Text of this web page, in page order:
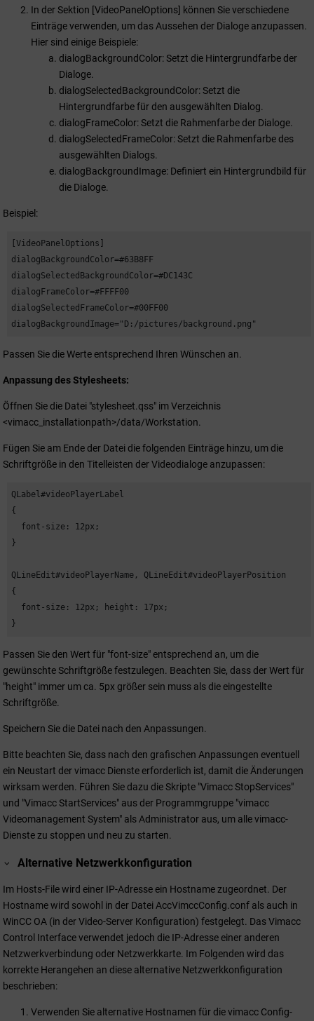
In der Sektion [VideoPanelOptions] können Sie verschiedene
Einträge verwenden, um das Aussehen der Dialoge anzupassen.
Hier sind einige Beispiele:
dialogBackgroundColor: Setzt die Hintergrundfarbe der
Dialoge.
dialogSelectedBackgroundColor: Setzt die
Hintergrundfarbe für den ausgewählten Dialog.
dialogFrameColor: Setzt die Rahmenfarbe der Dialoge.
dialogSelectedFrameColor: Setzt die Rahmenfarbe des
ausgewählten Dialogs.
dialogBackgroundImage: Definiert ein Hintergrundbild für
die Dialoge.
Beispiel:
[VideoPanelOptions]
dialogBackgroundColor=#63B8FF
dialogSelectedBackgroundColor=#DC143C
dialogFrameColor=#FFFF00
dialogSelectedFrameColor=#00FF00
dialogBackgroundImage="D:/pictures/background.png"
Passen Sie die Werte entsprechend Ihren Wünschen an.
Anpassung des Stylesheets:
Öffnen Sie die Datei "stylesheet.qss" im Verzeichnis
<vimacc_installationpath>/data/Workstation.
Fügen Sie am Ende der Datei die folgenden Einträge hinzu, um die
Schriftgröße in den Titelleisten der Videodialoge anzupassen:
QLabel#videoPlayerLabel
{
  font-size: 12px;
}
QLineEdit#videoPlayerName, QLineEdit#videoPlayerPosition
{
  font-size: 12px; height: 17px;
}
Passen Sie den Wert für "font-size" entsprechend an, um die
gewünschte Schriftgröße festzulegen. Beachten Sie, dass der Wert für
"height" immer um ca. 5px größer sein muss als die eingestellte
Schriftgröße.
Speichern Sie die Datei nach den Anpassungen.
Bitte beachten Sie, dass nach den grafischen Anpassungen eventuell
ein Neustart der vimacc Dienste erforderlich ist, damit die Änderungen
wirksam werden. Führen Sie dazu die Skripte "Vimacc StopServices"
und "Vimacc StartServices" aus der Programmgruppe "vimacc
Videomanagement System" als Administrator aus, um alle vimacc-
Dienste zu stoppen und neu zu starten.
Alternative Netzwerkkonfiguration
Im Hosts-File wird einer IP-Adresse ein Hostname zugeordnet. Der
Hostname wird sowohl in der Datei AccVimccConfig.conf als auch in
WinCC OA (in der Video-Server Konfiguration) festgelegt. Das Vimacc
Control Interface verwendet jedoch die IP-Adresse einer anderen
Netzwerkverbindung oder Netzwerkkarte. Im Folgenden wird das
korrekte Herangehen an diese alternative Netzwerkkonfiguration
beschrieben:
Verwenden Sie alternative Hostnamen für die vimacc Config-